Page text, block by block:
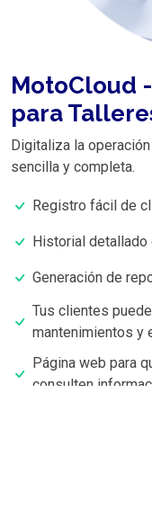
MotoCloud
para
Digitaliza la
sencilla y completa.
Registro fácil de
Historial detallado
Generación de
Tus clientes
mantenimientos y
Página web para
consulten